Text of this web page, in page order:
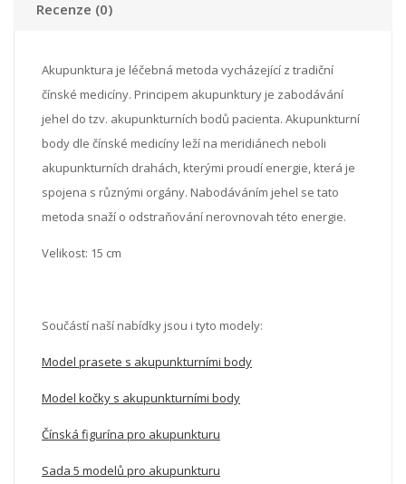
Recenze (0)
Akupunktura je léčebná metoda vycházející z tradiční
čínské medicíny. Principem akupunktury je zabodávání
jehel do tzv. akupunkturních bodů pacienta. Akupunkturní
body dle čínské medicíny leží na meridiánech neboli
akupunkturních drahách, kterými proudí energie, která je
spojena s různými orgány. Nabodáváním jehel se tato
metoda snaží o odstraňování nerovnovah této energie.
Velikost: 15 cm
Součástí naší nabídky jsou i tyto modely:
Model prasete s akupunkturními body
Model kočky s akupunkturními body
Čínská figurína pro akupunkturu
Sada 5 modelů pro akupunkturu